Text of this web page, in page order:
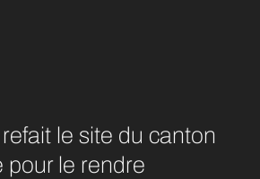
le site du canton
pour le rendre